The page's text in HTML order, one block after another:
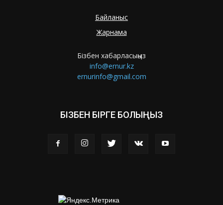
Байланыс
Жарнама
Бізбен хабарласыңыз
info@ernur.kz
ernurinfo@gmail.com
БІЗБЕН БІРГЕ БОЛЫҢЫЗ